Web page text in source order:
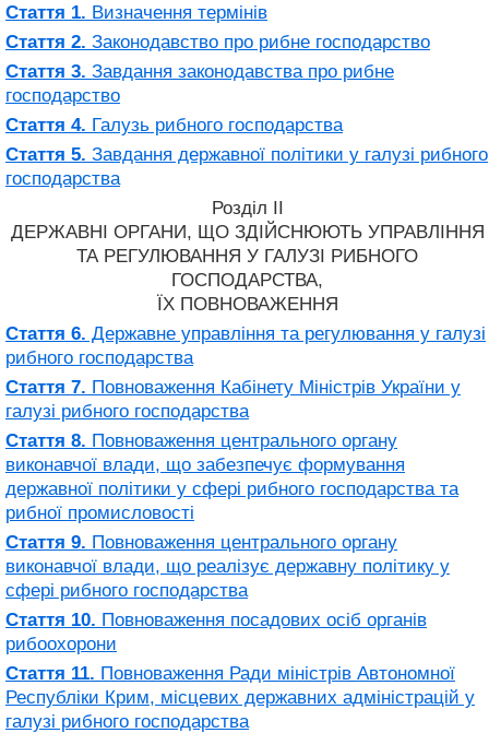
Стаття 1. Визначення термінів
Стаття 2. Законодавство про рибне господарство
Стаття 3. Завдання законодавства про рибне
господарство
Стаття 4. Галузь рибного господарства
Стаття 5. Завдання державної політики у галузі рибного
господарства
Розділ II
ДЕРЖАВНІ ОРГАНИ, ЩО ЗДІЙСНЮЮТЬ УПРАВЛІННЯ
ТА РЕГУЛЮВАННЯ У ГАЛУЗІ РИБНОГО
ГОСПОДАРСТВА,
ЇХ ПОВНОВАЖЕННЯ
Стаття 6. Державне управління та регулювання у галузі
рибного господарства
Стаття 7. Повноваження Кабінету Міністрів України у
галузі рибного господарства
Стаття 8. Повноваження центрального органу
виконавчої влади, що забезпечує формування
державної політики у сфері рибного господарства та
рибної промисловості
Стаття 9. Повноваження центрального органу
виконавчої влади, що реалізує державну політику у
сфері рибного господарства
Стаття 10. Повноваження посадових осіб органів
рибоохорони
Стаття 11. Повноваження Ради міністрів Автономної
Республіки Крим, місцевих державних адміністрацій у
галузі рибного господарства